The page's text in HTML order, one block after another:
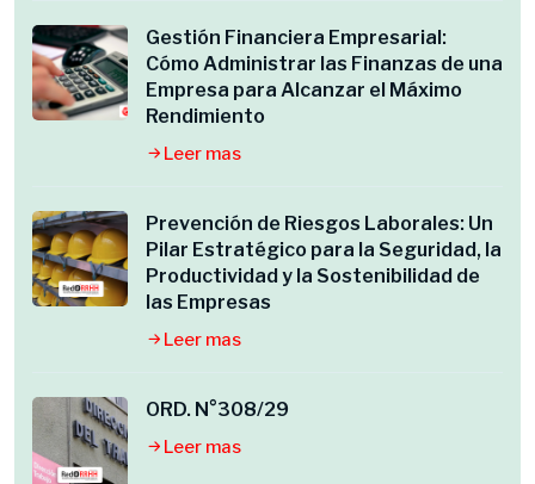
Gestión Financiera Empresarial:
Cómo Administrar las Finanzas de una
Empresa para Alcanzar el Máximo
Rendimiento
Leer mas
Prevención de Riesgos Laborales: Un
Pilar Estratégico para la Seguridad, la
Productividad y la Sostenibilidad de
las Empresas
Leer mas
ORD. N°308/29
Leer mas